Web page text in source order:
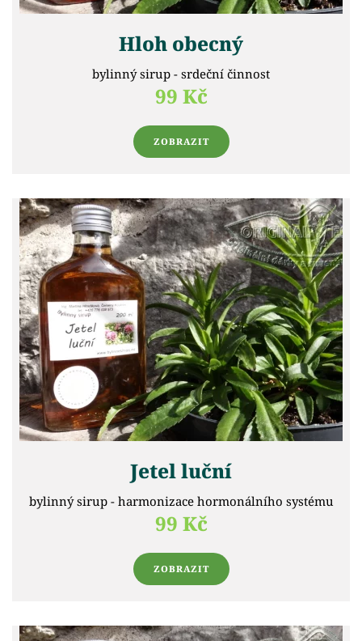
Hloh obecný
bylinný sirup - srdeční činnost
99 Kč
ZOBRAZIT
Jetel luční
bylinný sirup - harmonizace hormonálního systému
99 Kč
ZOBRAZIT